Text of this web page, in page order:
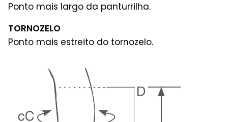
Ponto mais largo da panturrilha.
TORNOZELO
Ponto mais estreito do tornozelo.